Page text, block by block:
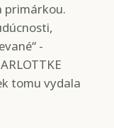
primárkou.
-
tomu vydala